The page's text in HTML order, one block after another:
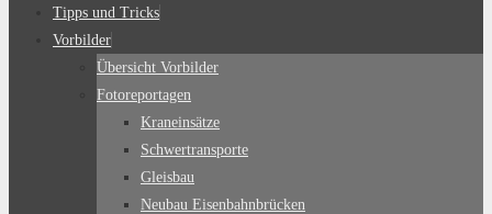
Tipps und Tricks
Vorbilder
Übersicht Vorbilder
Fotoreportagen
Kraneinsätze
Schwertransporte
Gleisbau
Neubau Eisenbahnbrücken